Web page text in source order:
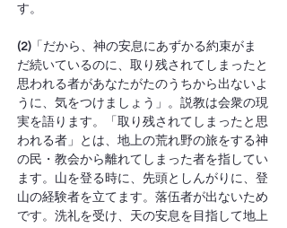
す。
(2)「だから、神の安息にあずかる約束がま
だ続いているのに、取り残されてしまったと
思われる者があなたがたのうちから出ないよ
うに、気をつけましょう」。説教は会衆の現
実を語ります。「取り残されてしまったと思
われる者」とは、地上の荒れ野の旅をする神
の民・教会から離れてしまった者を指してい
ます。山を登る時に、先頭としんがりに、登
山の経験者を立てます。落伍者が出ないため
です。洗礼を受け、天の安息を目指して地上